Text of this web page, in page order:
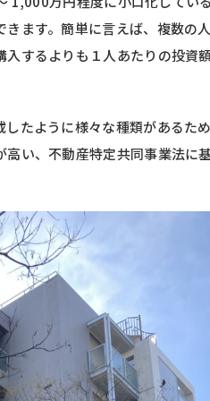
ます。簡単に言えば、複数の
するよりも１人あたりの投資
たように様々な種類があるた
い、不動産特定共同事業法に